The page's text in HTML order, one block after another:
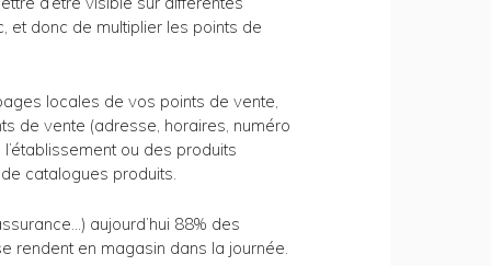
et donc de multiplier les points de
locales de vos points de vente,
de vente (adresse, horaires, numéro
ou des produits
catalogues produits.
aujourd’hui 88% des
rendent en magasin dans la journée.